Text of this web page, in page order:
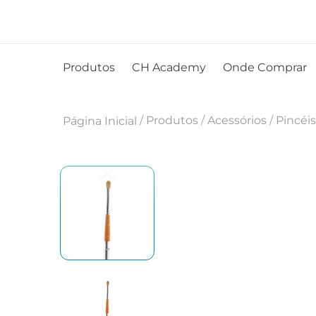
Produtos CH Academy Onde Comprar
Página Inicial / Produtos / Acessórios / Pincéis